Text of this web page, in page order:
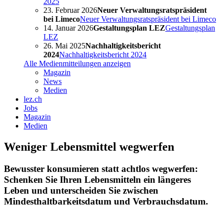
23. Februar 2026Neuer Verwaltungsratspräsident
bei LimecoNeuer Verwaltungsratspräsident bei Limeco
14. Januar 2026Gestaltungsplan LEZGestaltungsplan
LEZ
26. Mai 2025Nachhaltigkeitsbericht
2024Nachhaltigkeitsbericht 2024
Alle Medienmitteilungen anzeigen
Magazin
News
Medien
lez.ch
Jobs
Magazin
Medien
Weniger Lebensmittel wegwerfen
Bewusster konsumieren statt achtlos wegwerfen:
Schenken Sie Ihren Lebensmitteln ein längeres
Leben und unterscheiden Sie zwischen
Mindesthaltbarkeitsdatum und Verbrauchsdatum.